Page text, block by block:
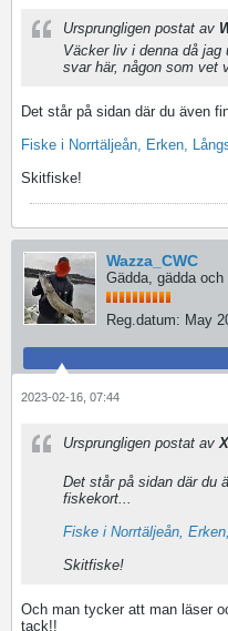
Ursprungligen postat av
Väcker liv i denna då
svar här, någon som vet
Det står på sidan där du även
Fiske i Norrtäljeån, Erken,
Skitfiske!
Wazza_CWC
Gädda, gädda och
Reg.datum: May
2023-02-16, 07:44
Ursprungligen postat av
Det står på sidan där du
fiskekort...
Fiske i Norrtäljeån,
Skitfiske!
Och man tycker att man läser
tack!!